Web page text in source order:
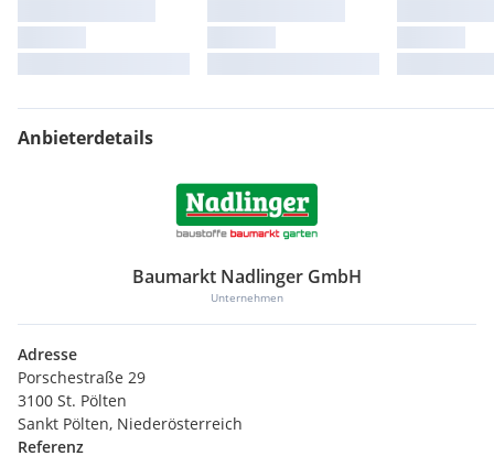
Anbieterdetails
Baumarkt Nadlinger GmbH
Unternehmen
Adresse
Porschestraße 29
3100 St. Pölten
Sankt Pölten, Niederösterreich
Referenz